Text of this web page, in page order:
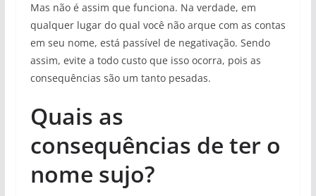
Mas não é assim que funciona. Na verdade, em
qualquer lugar do qual você não arque com as contas
em seu nome, está passível de negativação. Sendo
assim, evite a todo custo que isso ocorra, pois as
consequências são um tanto pesadas.
Quais as
consequências de ter o
nome sujo?